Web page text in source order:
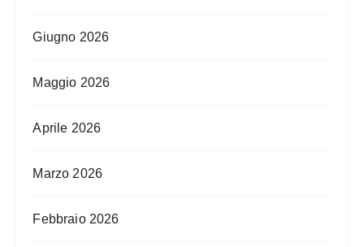
Giugno 2026
Maggio 2026
Aprile 2026
Marzo 2026
Febbraio 2026